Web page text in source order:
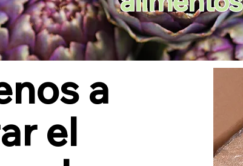
a
el